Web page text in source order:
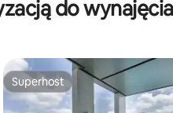
kanałem Mondo wynajęcia
Superhost
Superhost